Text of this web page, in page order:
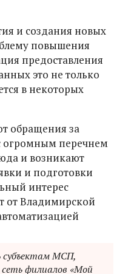
и создания новых
повышения
предоставления
это не только
в некоторых
обращения за
огромным перечнем
и возникают
и подготовки
интерес
от Владимирской
субъектам МСП,
филиалов «Мой